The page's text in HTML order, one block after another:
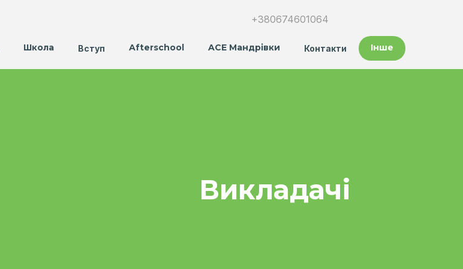
+380674601064
Школа Вступ Afterschool ACE Мандрівки Контакти Інше
Викладачі